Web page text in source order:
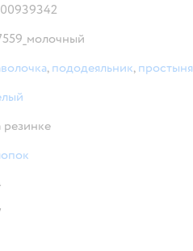
, пододеяльник, простыня
резинке